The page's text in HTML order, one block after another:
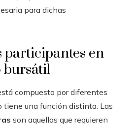
para dichas
participantes en
bursátil
compuesto por diferentes
tiene una función distinta. Las
son aquellas que requieren